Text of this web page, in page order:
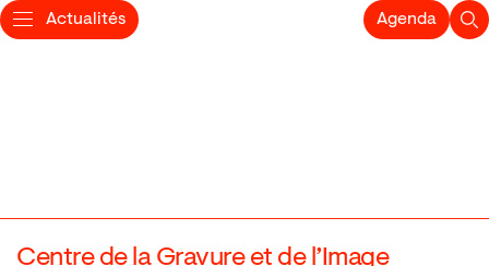
Actualités Agenda
Centre de la Gravure et de l’Image